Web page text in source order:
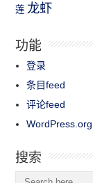
莲 龙虾
功能
登录
条目feed
评论feed
WordPress.org
搜索